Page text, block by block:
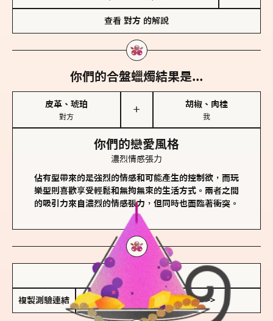
查看 對方 的解說
你們的合盤蠟燭結果是...
皮革、琥珀
對方
＋
胡椒、肉桂
我
你們的戀愛風格
濃烈情感張力
佔有型帶來的是強烈的情感和可能產生的控制欲，而玩
樂型則喜歡享受輕鬆和無拘無束的生活方式。兩者之間
的吸引力來自濃烈的情感張力，但同時也面臨著衝突。
儲存我的結果圖
複製測驗連結 查看香氛類型全解析 >>>